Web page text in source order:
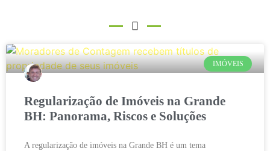
IMÓVEIS
Regularização de Imóveis na Grande
BH: Panorama, Riscos e Soluções
A regularização de imóveis na Grande BH é um tema